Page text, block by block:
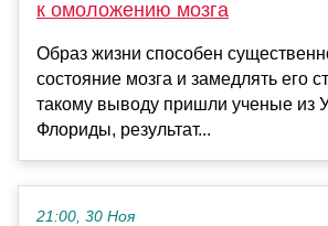
к омоложению мозга
Образ жизни способен
состояние мозга и замедлять его
такому выводу пришли ученые из
Флориды, результат...
21:00, 30 Ноя